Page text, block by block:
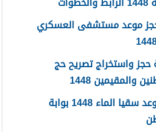
موعد مستشفى العسكري
حجز واستخراج تصريح حج
والمقيمين 1448
حجز موعد سقيا الماء 1448 بوابة